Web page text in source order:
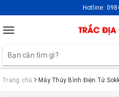
Hotline:
Toggle
Trang chủ Máy Thủy Bình Điện Tử